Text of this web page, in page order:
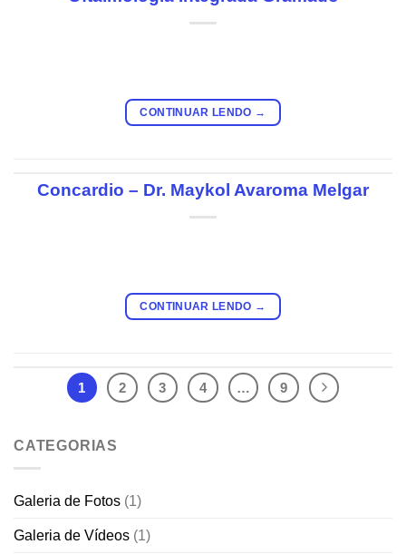
CONTINUAR LENDO →
Concardio – Dr. Maykol Avaroma Melgar
CONTINUAR LENDO →
1 2 3 4 … 9
CATEGORIAS
Galeria de Fotos (1)
Galeria de Vídeos (1)